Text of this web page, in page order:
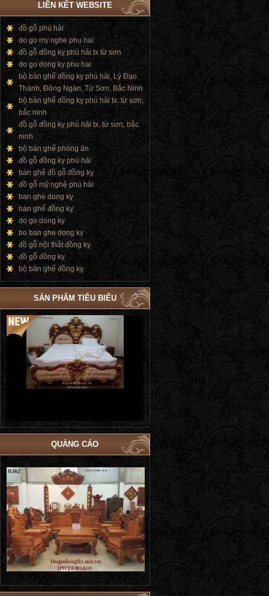
Tủ đứng
LIÊN KẾT WEBSITE
đồ gỗ phú hải
do go my nghe phu hai
đồ gỗ đồng kỵ phú hải tx từ sơn
do go dong ky phu hai
bộ bàn ghế đồng kỵ phú hải, Lý Đạo
Thành, Đông Ngàn, Từ Sơn, Bắc Ninh
bộ bàn ghế đồng kỵ phú hải tx. từ sơn,
bắc ninh
đồ gỗ đồng kỵ phú hải tx. từ sơn, bắc
ninh
bộ bàn ghế phòng ăn
đồ gỗ đồng kỵ phú hải
bàn ghế đồ gỗ đồng kỵ
đồ gỗ mỹ nghệ phú hải
ban ghe dong ky
bàn ghế đồng kỵ
do go dong ky
bo ban ghe dong ky
đồ gỗ nội thất đồng kỵ
đồ gỗ đồng kỵ
bộ bàn ghế đồng kỵ
SẢN PHẨM TIÊU BIỂU
Bộ Giường Ngủ Tủ Áo Phòng Cưới Đẹp
| Đồ Gỗ Phú Hải GN183
Giường Ngủ Victoria Tân Cổ
Vàng | Đồ Gỗ Phú Hải
QUẢNG CÁO